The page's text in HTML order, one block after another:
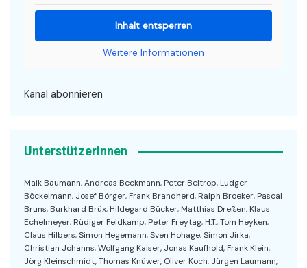
Inhalt entsperren
Weitere Informationen
Kanal abonnieren
UnterstützerInnen
Maik Baumann, Andreas Beckmann, Peter Beltrop, Ludger
Böckelmann, Josef Börger, Frank Brandherd, Ralph Broeker, Pascal
Bruns, Burkhard Brüx, Hildegard Bücker, Matthias Dreßen, Klaus
Echelmeyer, Rüdiger Feldkamp, Peter Freytag, H.T., Tom Heyken,
Claus Hilbers, Simon Hegemann, Sven Hohage, Simon Jirka,
Christian Johanns, Wolfgang Kaiser, Jonas Kaufhold, Frank Klein,
Jörg Kleinschmidt, Thomas Knüwer, Oliver Koch, Jürgen Laumann,